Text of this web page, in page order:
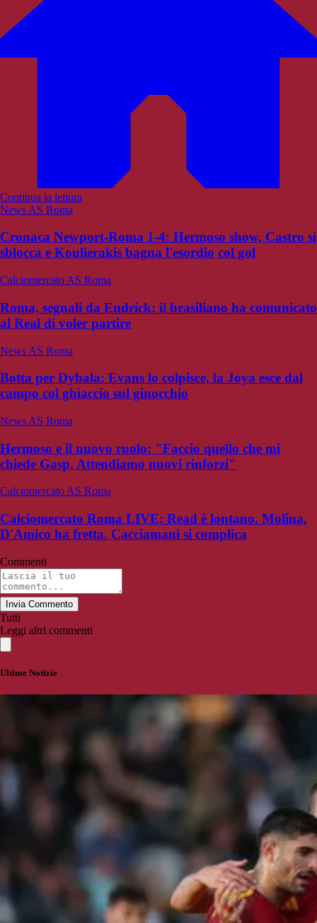
Continua la lettura
News AS Roma
Cronaca Newport-Roma 1-4: Hermoso show, Castro si
sblocca e Koulierakis bagna l'esordio col gol
Calciomercato AS Roma
Roma, segnali da Endrick: il brasiliano ha comunicato
al Real di voler partire
News AS Roma
Botta per Dybala: Evans lo colpisce, la Joya esce dal
campo col ghiaccio sul ginocchio
News AS Roma
Hermoso e il nuovo ruolo: "Faccio quello che mi
chiede Gasp. Attendiamo nuovi rinforzi"
Calciomercato AS Roma
Calciomercato Roma LIVE: Read è lontano. Molina,
D'Amico ha fretta. Cacciamani si complica
Commenti
Invia Commento
Tutti
Leggi altri commenti
Ultime Notizie